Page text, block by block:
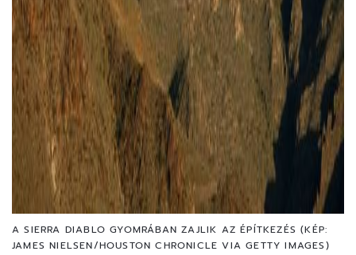
A SIERRA DIABLO GYOMRÁBAN ZAJLIK AZ ÉPÍTKEZÉS (KÉP:
JAMES NIELSEN/HOUSTON CHRONICLE VIA GETTY IMAGES)